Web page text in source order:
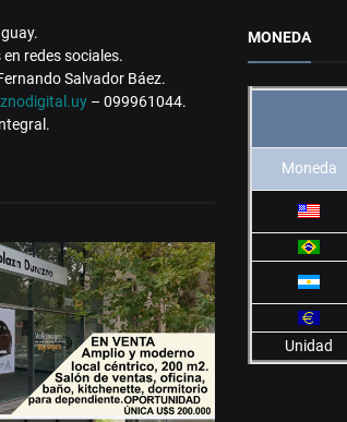
redes sociales.
Salvador Báez.
– 099961044.
MONEDA
Moneda
Unidad